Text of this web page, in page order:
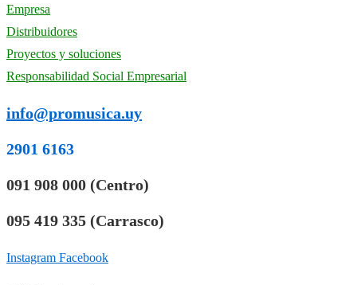
Empresa
Distribuidores
Proyectos y soluciones
Responsabilidad Social Empresarial
info@promusica.uy
2901 6163
091 908 000 (Centro)
095 419 335 (Carrasco)
Instagram Facebook